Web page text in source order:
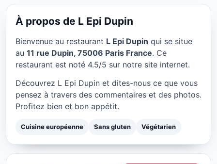
L Epi Dupin à Paris
★ 4.5/5
À propos de L Epi Dupin
Bienvenue au restaurant L Epi Dupin qui se situe
au 11 rue Dupin, 75006 Paris France. Ce
restaurant est noté 4.5/5 sur notre site internet.
Découvrez L Epi Dupin et dites-nous ce que vous
pensez à travers des commentaires et des photos.
Profitez bien et bon appétit.
Cuisine européenne Sans gluten Végétarien